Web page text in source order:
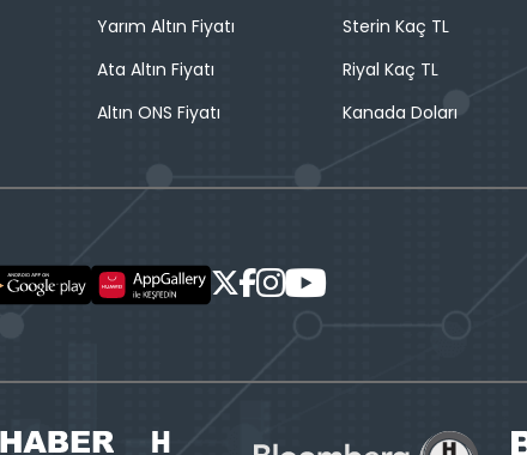
Yarım Altın Fiyatı
Ata Altın Fiyatı
Altın ONS Fiyatı
Sterin Kaç TL
Riyal Kaç TL
Kanada Doları